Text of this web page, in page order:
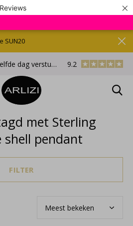
Reviews ×
dag verstuurd Gratis
9.2
SUN20
met Sterling
shell pendant
FILTER